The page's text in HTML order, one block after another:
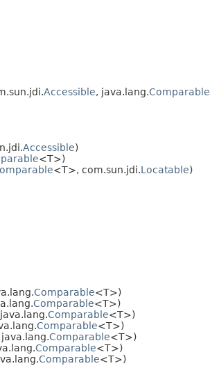
Accessible, java.lang.Comparable
Accessible)
<T>)
<T>, com.sun.jdi.Locatable)
Comparable<T>)
Comparable<T>)
Comparable<T>)
Comparable<T>)
Comparable<T>)
Comparable<T>)
Comparable<T>)